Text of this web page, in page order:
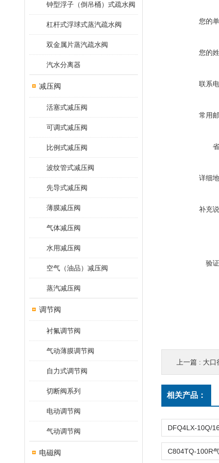
钟型浮子（倒吊桶）式疏水阀
杠杆式浮球式蒸汽疏水阀
双金属片蒸汽疏水阀
汽水分离器
减压阀
活塞式减压阀
可调式减压阀
比例式减压阀
波纹管式减压阀
先导式减压阀
薄膜减压阀
气体减压阀
水用减压阀
空气（油品）减压阀
蒸汽减压阀
调节阀
衬氟调节阀
气动薄膜调节阀
自力式调节阀
切断阀系列
电动调节阀
气动调节阀
电磁阀
您的
您的
联系
常用
详细
补充
验
上一篇 : 大口
相关产品：